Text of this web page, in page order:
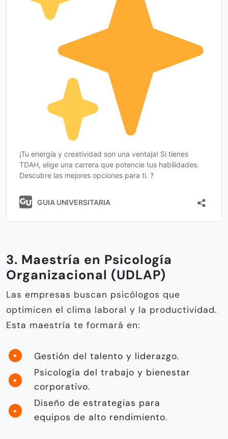
3. Maestría en Psicología
Organizacional (UDLAP)
Las empresas buscan psicólogos que
optimicen el clima laboral y la productividad.
Esta maestría te formará en:
Gestión del talento y liderazgo.
Psicología del trabajo y bienestar
corporativo.
Diseño de estrategias para
equipos de alto rendimiento.